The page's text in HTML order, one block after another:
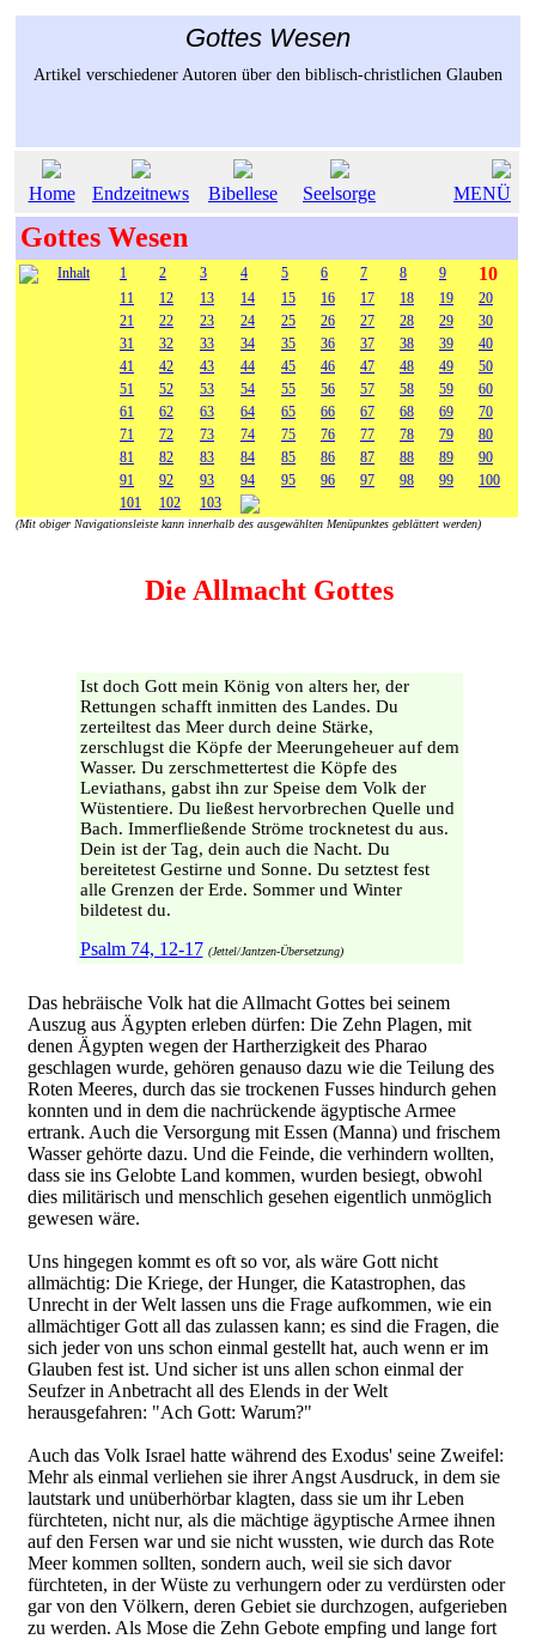
Gottes Wesen
Artikel verschiedener Autoren über den biblisch-christlichen Glauben
Home Endzeitnews Bibellese Seelsorge MENÜ
Gottes Wesen
Inhalt 1 2 3 4 5 6 7 8 9 10
11 12 13 14 15 16 17 18 19
20
21
22 23 24 25 26 27 28 29
30
31
32 33 34 35 36 37 38 39
40
41
42 43 44 45 46 47 48 49
50
51
52 53 54 55 56 57 58 59
60
61
62 63 64 65 66 67 68 69
70
71
72 73 74 75 76 77 78 79
80
81
82 83 84 85 86 87 88 89
90
91
92 93 94 95 96 97 98 99
100
101
102 103
(Mit obiger Navigationsleiste kann innerhalb des ausgewählten Menüpunktes geblättert werden)
Die Allmacht Gottes
Ist doch Gott mein König von alters her, der
Rettungen schafft inmitten des Landes. Du
zerteiltest das Meer durch deine Stärke,
zerschlugst die Köpfe der Meerungeheuer auf dem
Wasser. Du zerschmettertest die Köpfe des
Leviathans, gabst ihn zur Speise dem Volk der
Wüstentiere. Du ließest hervorbrechen Quelle und
Bach. Immerfließende Ströme trocknetest du aus.
Dein ist der Tag, dein auch die Nacht. Du
bereitetest Gestirne und Sonne. Du setztest fest
alle Grenzen der Erde. Sommer und Winter
bildetest du.
Psalm 74, 12-17 (Jettel/Jantzen-Übersetzung)
Das hebräische Volk hat die Allmacht Gottes bei seinem
Auszug aus Ägypten erleben dürfen: Die Zehn Plagen, mit
denen Ägypten wegen der Hartherzigkeit des Pharao
geschlagen wurde, gehören genauso dazu wie die Teilung des
Roten Meeres, durch das sie trockenen Fusses hindurch gehen
konnten und in dem die nachrückende ägyptische Armee
ertrank. Auch die Versorgung mit Essen (Manna) und frischem
Wasser gehörte dazu. Und die Feinde, die verhindern wollten,
dass sie ins Gelobte Land kommen, wurden besiegt, obwohl
dies militärisch und menschlich gesehen eigentlich unmöglich
gewesen wäre.
Uns hingegen kommt es oft so vor, als wäre Gott nicht
allmächtig: Die Kriege, der Hunger, die Katastrophen, das
Unrecht in der Welt lassen uns die Frage aufkommen, wie ein
allmächtiger Gott all das zulassen kann; es sind die Fragen, die
sich jeder von uns schon einmal gestellt hat, auch wenn er im
Glauben fest ist. Und sicher ist uns allen schon einmal der
Seufzer in Anbetracht all des Elends in der Welt
herausgefahren: "Ach Gott: Warum?"
Auch das Volk Israel hatte während des Exodus' seine Zweifel:
Mehr als einmal verliehen sie ihrer Angst Ausdruck, in dem sie
lautstark und unüberhörbar klagten, dass sie um ihr Leben
fürchteten, nicht nur, als die mächtige ägyptische Armee ihnen
auf den Fersen war und sie nicht wussten, wie durch das Rote
Meer kommen sollten, sondern auch, weil sie sich davor
fürchteten, in der Wüste zu verhungern oder zu verdürsten oder
gar von den Völkern, deren Gebiet sie durchzogen, aufgerieben
zu werden. Als Mose die Zehn Gebote empfing und lange fort